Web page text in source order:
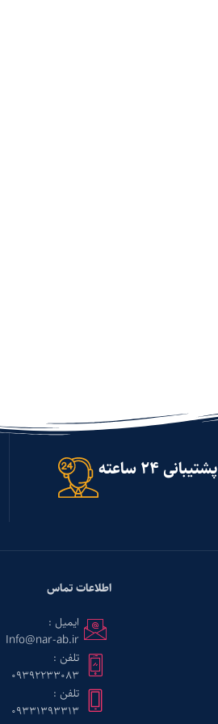
پشتیبانی 24 ساعته
اطلاعات تماس
ایمیل :
Info@nar-ab.ir
تلفن :
09392233083
تلفن :
09331393313